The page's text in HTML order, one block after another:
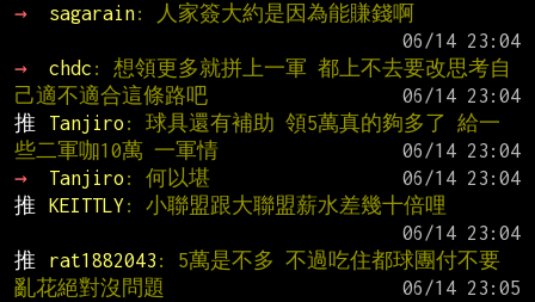
→
sagarain: 人家簽大約是因為能賺錢啊
→
chdc : 想領更多就拼上一軍 都上不去要改思考自
己適不適合這條路吧
推
Tanjiro : 球具還有補助 領5萬真的夠多了 給一
些二軍咖10萬 一軍情
→
Tanjiro : 何以堪
推
KEITTLY : 小聯盟跟大聯盟薪水差幾十倍哩
推
rat1882043 : 5萬是不多 不過吃住都球團付不要
亂花絕對沒問題